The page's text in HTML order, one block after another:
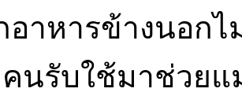
าหารข้างนอกไ
คนรับใช้มาช่วย